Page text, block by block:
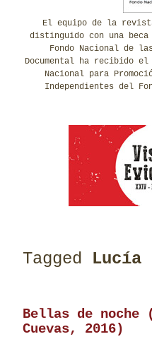
El equipo de la
distinguido con una
Fondo Nacional de
Documental ha recibido
Nacional para
Independientes del
Tagged Lucía
Bellas de noche
Cuevas, 2016)